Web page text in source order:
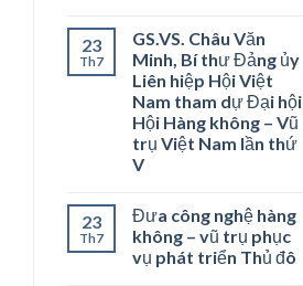
23
Th7
GS.VS. Châu Văn
Minh, Bí thư Đảng ủy
Liên hiệp Hội Việt
Nam tham dự Đại hội
Hội Hàng không – Vũ
trụ Việt Nam lần thứ
V
23
Th7
Đưa công nghệ hàng
không – vũ trụ phục
vụ phát triển Thủ đô